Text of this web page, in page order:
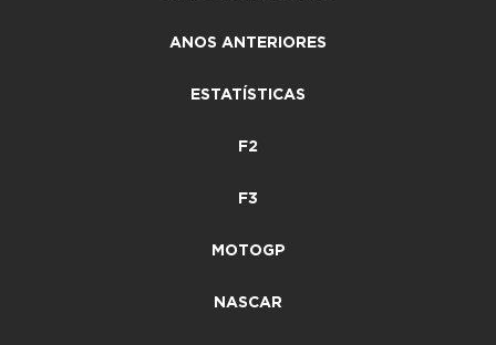
ANOS ANTERIORES
ESTATÍSTICAS
F2
F3
MOTOGP
NASCAR